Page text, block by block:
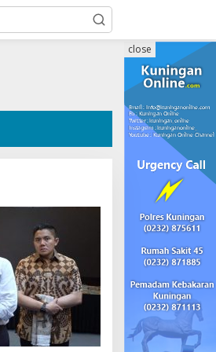
close